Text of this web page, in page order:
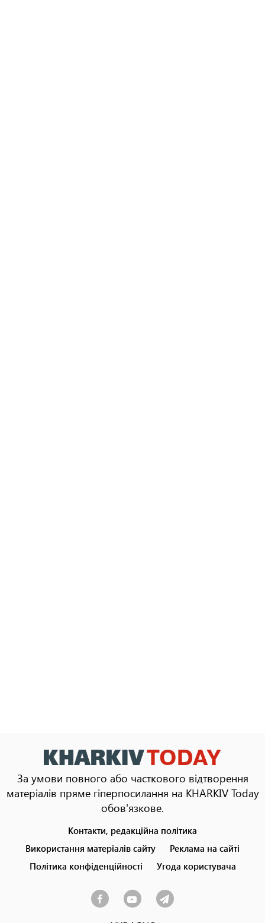
За умови повного або часткового відтворення
матеріалів пряме гіперпосилання на KHARKIV Today
обов'язкове.
menu
Контакти, редакційна політика
Використання матеріалів сайту
Реклама на сайті
Політика конфіденційності
Угода користувача